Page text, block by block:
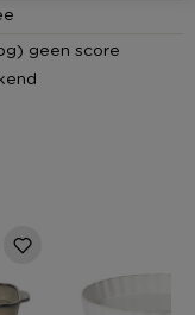
geen score